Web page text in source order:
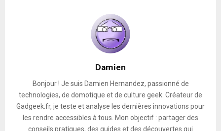
Damien
Bonjour ! Je suis Damien Hernandez, passionné de
technologies, de domotique et de culture geek. Créateur de
Gadgeek.fr, je teste et analyse les dernières innovations pour
les rendre accessibles à tous. Mon objectif : partager des
conseils pratiques, des guides et des découvertes qui